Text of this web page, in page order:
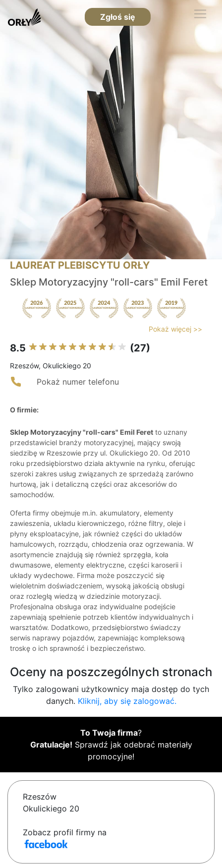
Zgłoś się
LAUREAT PLEBISCYTU ORŁY
Sklep Motoryzacyjny "roll-cars" Emil Feret
Pokaż więcej >>
8.5 (27)
Rzeszów, Okulickiego 20
Pokaż numer telefonu
O firmie:
Sklep Motoryzacyjny "roll-cars" Emil Feret to uznany
przedstawiciel branży motoryzacyjnej, mający swoją
siedzibę w Rzeszowie przy ul. Okulickiego 20. Od 2010
roku przedsiębiorstwo działa aktywnie na rynku, oferując
szeroki zakres usług związanych ze sprzedażą zarówno
hurtową, jak i detaliczną części oraz akcesoriów do
samochodów.
Oferta firmy obejmuje m.in. akumulatory, elementy
zawieszenia, układu kierowniczego, różne filtry, oleje i
płyny eksploatacyjne, jak również części do układów
hamulcowych, rozrządu, chłodzenia oraz ogrzewania. W
asortymencie znajdują się również sprzęgła, koła
dwumasowe, elementy elektryczne, części karoserii i
układy wydechowe. Firma może poszczycić się
wieloletnim doświadczeniem, wysoką jakością obsługi
oraz rozległą wiedzą w dziedzinie motoryzacji.
Profesjonalna obsługa oraz indywidualne podejście
zapewniają spełnienie potrzeb klientów indywidualnych i
warsztatów. Dodatkowo, przedsiębiorstwo świadczy
serwis naprawy pojazdów, zapewniając kompleksową
troskę o ich sprawność i bezpieczeństwo.
Oceny na poszczególnych stronach
Tylko zalogowani użytkownicy maja dostęp do tych
danych. Kliknij, aby się zalogować.
To Twoja firma?
Gratulacje! Sprawdź jak odebrać materiały
promocyjne!
Rzeszów
Okulickiego 20
Zobacz profil firmy na